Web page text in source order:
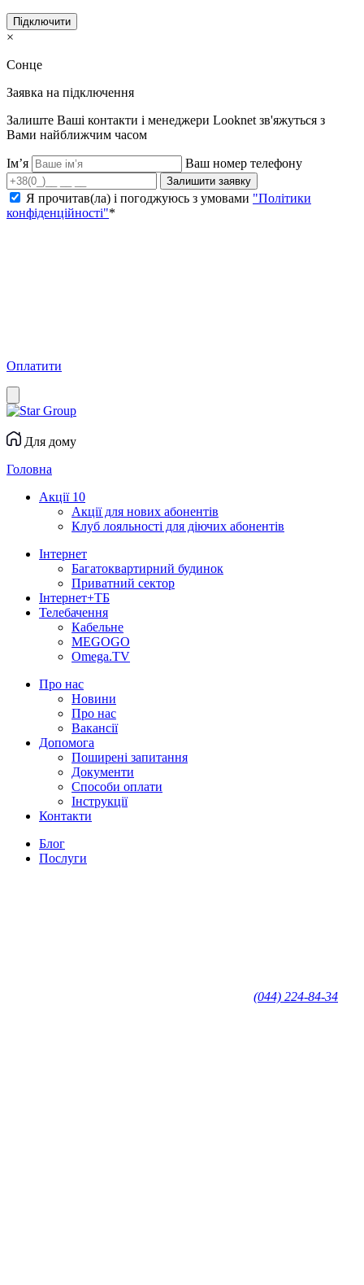
Підключити
×
Сонце
Заявка на підключення
Залиште Ваші контакти і менеджери Looknet зв'яжуться з
Вами найближчим часом
Ім’я Ваш номер телефону
Залишити заявку
Я прочитав(ла) і погоджуюсь з умовами "Політики
конфіденційності"*
Оплатити
Для дому
Головна
Акції 10
Акції для нових абонентів
Клуб лояльності для діючих абонентів
Інтернет
Багатоквартирний будинок
Приватний сектор
Інтернет+ТБ
Телебачення
Кабельне
MEGOGO
Omega.TV
Про нас
Новини
Про нас
Вакансії
Допомога
Поширені запитання
Документи
Способи оплати
Інструкції
Контакти
Блог
Послуги
(044) 224-84-34